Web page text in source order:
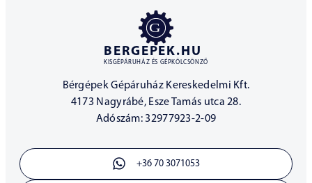
BERGEPEK.HU
KISGÉPÁRUHÁZ ÉS GÉPKÖLCSÖNZŐ
Bérgépek Gépáruház Kereskedelmi Kft.
4173 Nagyrábé, Esze Tamás utca 28.
Adószám: 32977923-2-09
+36 70 3071053